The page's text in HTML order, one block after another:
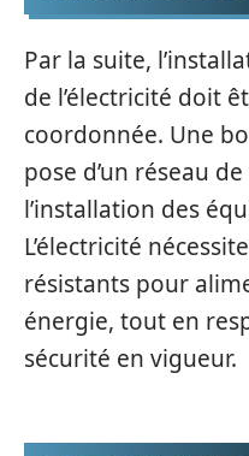
Par la suite,
de l’électricité doit
coordonnée. Une
pose d’un réseau
l’installation des
L’électricité
résistants pour
énergie, tout en
sécurité en vigueur.